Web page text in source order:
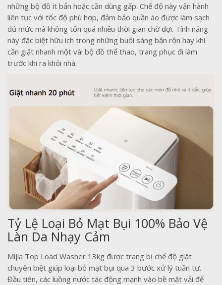
những bộ đồ ít bẩn hoặc cần dùng gấp. Chế độ này vận hành
liên tục với tốc độ phù hợp, đảm bảo quần áo được làm sạch
đủ mức mà không tốn quá nhiều thời gian chờ đợi. Tính năng
này đặc biệt hữu ích trong những buổi sáng bận rộn hay khi
cần giặt nhanh một vài bộ đồ thể thao, trang phục đi làm
trước khi ra khỏi nhà.
Tỷ Lệ Loại Bỏ Mạt Bụi 100% Bảo Vệ
Làn Da Nhạy Cảm
Mijia Top Load Washer 13kg được trang bị chế độ giặt
chuyên biệt giúp loại bỏ mạt bụi qua 3 bước xử lý tuần tự.
Đầu tiên, các luồng nước tác động mạnh vào bề mặt vải để